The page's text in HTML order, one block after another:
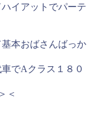
イアットでパーテ
本おばさんばっか
でAクラス１８０
＜